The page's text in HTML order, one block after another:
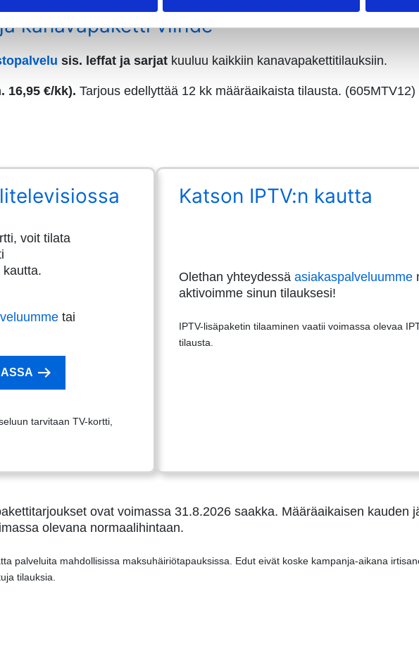
kanavapaketti viihde
sis. leffat ja sarjat kuuluu kaikkiin kanavapakettitilauksiin.
16,95 €/kk). Tarjous edellyttää 12 kk määräaikaista tilausta. (605MTV12)
voit tilata
kautta.
tai
tarvitaan TV-kortti,
Katson IPTV:n kautta
Olethan yhteydessä asiakaspalveluumme
aktivoimme sinun tilauksesi!
IPTV-lisäpaketin tilaaminen vaatii voimassa olevaa
tilausta.
ovat voimassa 31.8.2026 saakka. Määräaikaisen kauden
olevana normaalihintaan.
palveluita mahdollisissa maksuhäiriötapauksissa. Edut eivät koske kampanja-aikana
tilauksia.